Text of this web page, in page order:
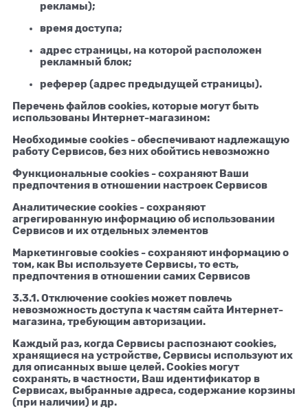
рекламы);
время доступа;
адрес страницы, на которой расположен
рекламный блок;
реферер (адрес предыдущей страницы).
Перечень файлов cookies, которые могут быть
использованы Интернет-магазином:
Необходимые cookies - обеспечивают надлежащую
работу Сервисов, без них обойтись невозможно
Функциональные cookies - сохраняют Ваши
предпочтения в отношении настроек Сервисов
Аналитические cookies - сохраняют
агрегированную информацию об использовании
Сервисов и их отдельных элементов
Маркетинговые cookies - сохраняют информацию о
том, как Вы используете Сервисы, то есть,
предпочтения в отношении самих Сервисов
3.3.1. Отключение cookies может повлечь
невозможность доступа к частям сайта Интернет-
магазина, требующим авторизации.
Каждый раз, когда Сервисы распознают cookies,
хранящиеся на устройстве, Сервисы используют их
для описанных выше целей. Cookies могут
сохранять, в частности, Ваш идентификатор в
Сервисах, выбранные адреса, содержание корзины
(при наличии) и др.